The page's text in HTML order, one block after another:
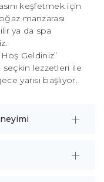
keşfetmek için
manzarası
ya da spa
Geldiniz”
seçkin lezzetleri ile
yarısı başlıyor.